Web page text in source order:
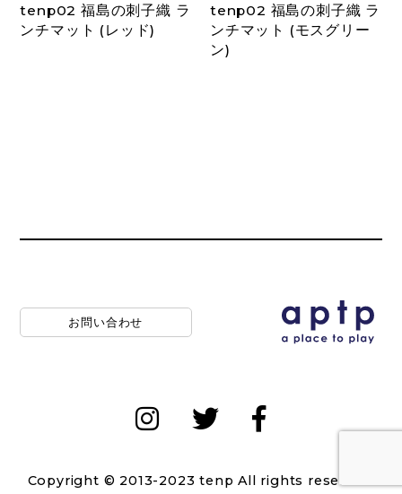
tenp02 福島の刺子織 ラ
ンチマット (レッド)
tenp02 福島の刺子織 ラ
ンチマット (モスグリー
ン)
お問い合わせ
Copyright © 2013-2023 tenp All rights reserved.